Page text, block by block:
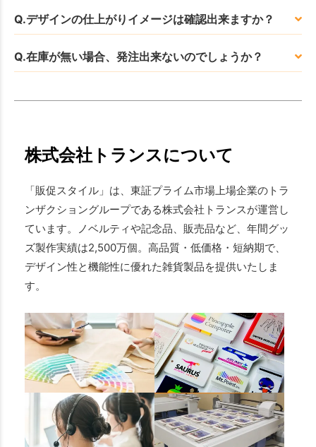
Q.デザインの仕上がりイメージは確認出来ますか？
Q.在庫が無い場合、発注出来ないのでしょうか？
株式会社トランスについて
「販促スタイル」は、東証プライム市場上場企業のトラ
ンザクショングループである株式会社トランスが運営し
ています。ノベルティや記念品、販売品など、年間グッ
ズ製作実績は2,500万個。高品質・低価格・短納期で、
デザイン性と機能性に優れた雑貨製品を提供いたしま
す。